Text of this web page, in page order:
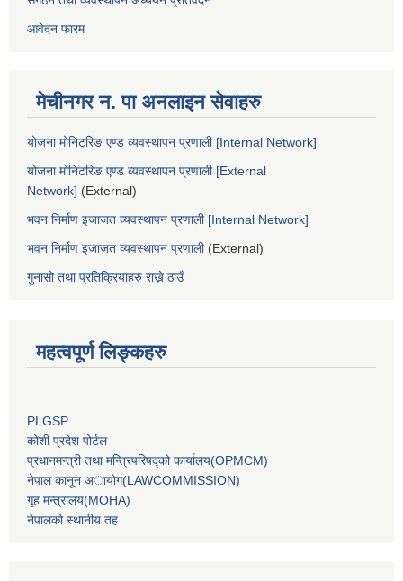
आवेदन फारम
मेचीनगर न. पा अनलाइन सेवाहरु
योजना मोनिटरिङ एण्ड व्यवस्थापन प्रणाली [Internal Network]
योजना मोनिटरिङ एण्ड व्यवस्थापन प्रणाली [External
Network] (External)
भवन निर्माण इजाजत व्यवस्थापन प्रणाली [Internal Network]
भवन निर्माण इजाजत व्यवस्थापन प्रणाली(External)
गुनासो तथा प्रतिक्रियाहरु राख्ने ठाउँ
महत्वपूर्ण लिङ्कहरु
PLGSP
कोशी प्रदेश पोर्टल
प्रधानमन्‍त्री तथा मन्‍त्रिपरिषद्को कार्यालय(OPMCM)
नेपाल कानून अायोग(LAWCOMMISSION)
गृह मन्‍त्रालय(MOHA)
नेपालको स्थानीय तह